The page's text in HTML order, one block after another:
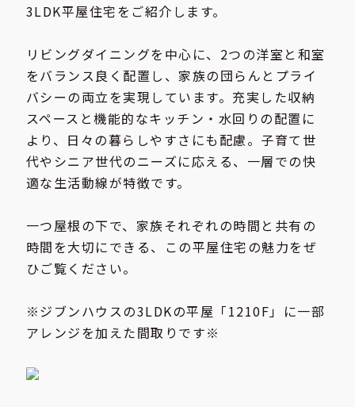
3LDK平屋住宅をご紹介します。
リビングダイニングを中心に、2つの洋室と和室
をバランス良く配置し、家族の団らんとプライ
バシーの両立を実現しています。充実した収納
スペースと機能的なキッチン・水回りの配置に
より、日々の暮らしやすさにも配慮。子育て世
代やシニア世代のニーズに応える、一層での快
適な生活動線が特徴です。
一つ屋根の下で、家族それぞれの時間と共有の
時間を大切にできる、この平屋住宅の魅力をぜ
ひご覧ください。
※ジブンハウスの3LDKの平屋「1210F」に一部
アレンジを加えた間取りです※